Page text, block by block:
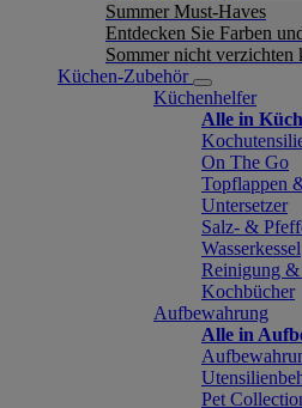
Summer Must-Haves
Entdecken Sie Farben
Sommer nicht verzichten
Küchen-Zubehör
Küchenhelfer
Alle in
On The Go
Topflappen
Untersetzer
Salz- &
Wasserkessel
Reinigung &
Kochbücher
Aufbewahrung
Alle in
Pet